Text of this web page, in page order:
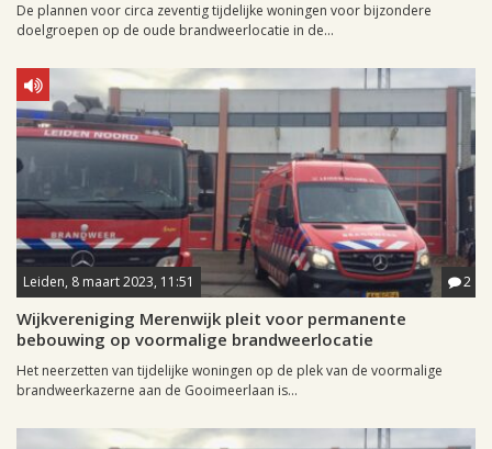
De plannen voor circa zeventig tijdelijke woningen voor bijzondere
doelgroepen op de oude brandweerlocatie in de...
Leiden, 8 maart 2023, 11:51 2
Wijkvereniging Merenwijk pleit voor permanente
bebouwing op voormalige brandweerlocatie
Het neerzetten van tijdelijke woningen op de plek van de voormalige
brandweerkazerne aan de Gooimeerlaan is...